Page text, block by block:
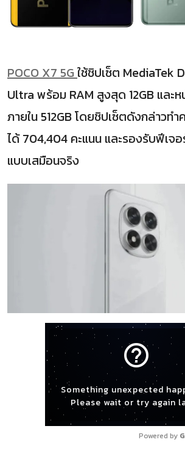
POCO X7 5Gใช้ชิปเซ็ต MediaTek
Ultra พร้อม RAM สูงสุด 12GB และ
ภายใน 512GB โดยชิปเซ็ตดังกล่าวทำ
ได้ 704,404 คะแนน และรองรับฟีเจอ
แบบเสมือนจริง
help_outline
Something unexpected
Please wait or try again
Powered by